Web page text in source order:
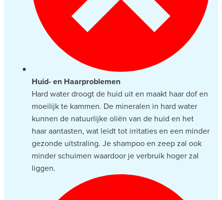
Huid- en Haarproblemen
Hard water droogt de huid uit en maakt haar dof en
moeilijk te kammen. De mineralen in hard water
kunnen de natuurlijke oliën van de huid en het
haar aantasten, wat leidt tot irritaties en een minder
gezonde uitstraling. Je shampoo en zeep zal ook
minder schuimen waardoor je verbruik hoger zal
liggen.